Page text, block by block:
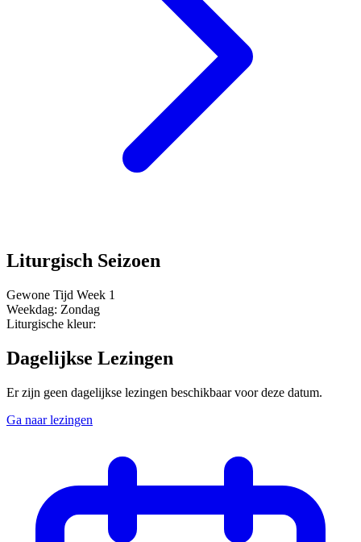
Liturgisch Seizoen
Gewone Tijd Week 1
Weekdag: Zondag
Liturgische kleur:
Dagelijkse Lezingen
Er zijn geen dagelijkse lezingen beschikbaar voor deze datum.
Ga naar lezingen